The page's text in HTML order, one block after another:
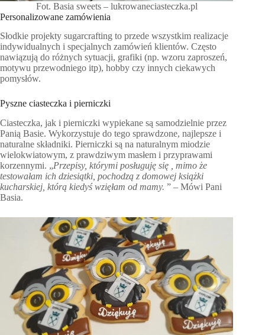
Fot. Basia sweets – lukrowaneciasteczka.pl
Personalizowane zamówienia
Słodkie projekty sugarcrafting to przede wszystkim realizacje
indywidualnych i specjalnych zamówień klientów. Często
nawiązują do różnych sytuacji, grafiki (np. wzoru zaproszeń,
motywu przewodniego itp), hobby czy innych ciekawych
pomysłów.
Pyszne ciasteczka i pierniczki
Ciasteczka, jak i pierniczki wypiekane są samodzielnie przez
Panią Basie. Wykorzystuje do tego sprawdzone, najlepsze i
naturalne składniki. Pierniczki są na naturalnym miodzie
wielokwiatowym, z prawdziwym masłem i przyprawami
korzennymi. „Przepisy, którymi posługuję się , mimo że
testowałam ich dziesiątki, pochodzą z domowej książki
kucharskiej, którą kiedyś wzięłam od mamy. ” – Mówi Pani
Basia.